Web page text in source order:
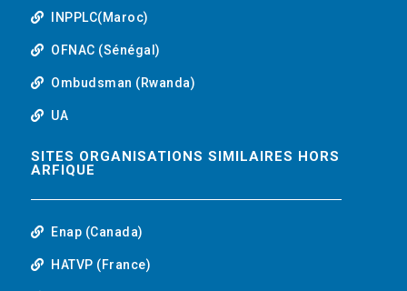
INPPLC(Maroc)
OFNAC (Sénégal)
Ombudsman (Rwanda)
UA
SITES ORGANISATIONS SIMILAIRES HORS
ARFIQUE
Enap (Canada)
HATVP (France)